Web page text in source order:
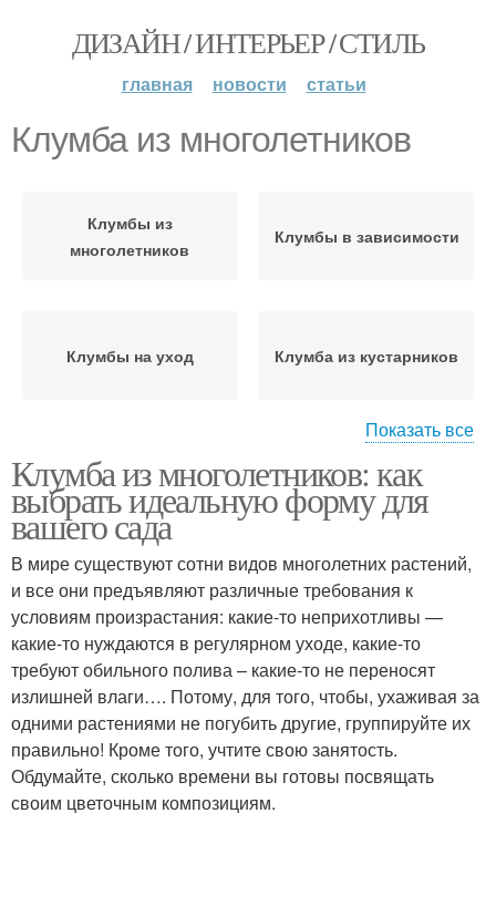
ДИЗАЙН / ИНТЕРЬЕР / СТИЛЬ
главная новости статьи
Клумба из многолетников
Клумбы из
многолетников
Клумбы в зависимости
Клумбы на уход Клумба из кустарников
Красивые клумбы
цветов
Клумбы с
многолетниками
Простые клумбы
Прямоугольная клумба Ковровая клумба
Показать все
Клумба из многолетников: как
выбрать идеальную форму для
вашего сада
В мире существуют сотни видов многолетних растений,
и все они предъявляют различные требования к
условиям произрастания: какие-то неприхотливы —
какие-то нуждаются в регулярном уходе, какие-то
требуют обильного полива – какие-то не переносят
излишней влаги…. Потому, для того, чтобы, ухаживая за
одними растениями не погубить другие, группируйте их
правильно! Кроме того, учтите свою занятость.
Обдумайте, сколько времени вы готовы посвящать
своим цветочным композициям.